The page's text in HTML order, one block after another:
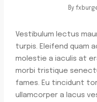
By
Vestibulum lectus
turpis. Eleifend quam
molestie a iaculis at
morbi tristique
fames. Eu tincidunt
ullamcorper a lacus